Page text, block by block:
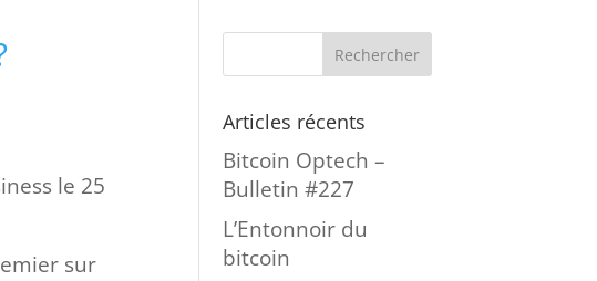
le 25
sur
Articles récents
Bitcoin Optech –
Bulletin #227
L’Entonnoir du
bitcoin